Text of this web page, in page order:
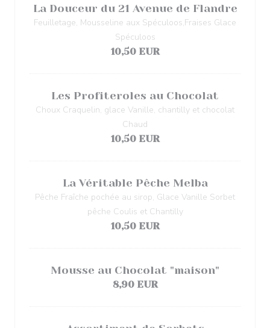
La Douceur du 21 Avenue de Flandre
Feuilletage, Mousseline aux Spéculoos,Fraises Glace
Spéculoos
10,50 EUR
Les Profiteroles au Chocolat
Choux Craquelin, glace Vanille, chantilly et chocolat
Chaud
10,50 EUR
La Véritable Pêche Melba
Pêche Fraîche pochée au sirop, Glace Vanille Sorbet
pêche Coulis et Chantilly
10,50 EUR
Mousse au Chocolat "maison"
8,90 EUR